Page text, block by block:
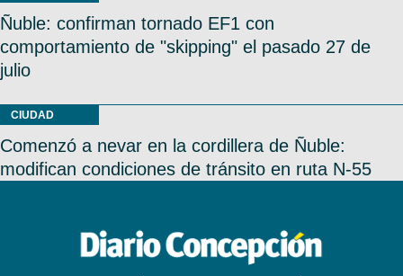
Ñuble: confirman tornado EF1 con
comportamiento de "skipping" el pasado 27 de
julio
CIUDAD
Comenzó a nevar en la cordillera de Ñuble:
modifican condiciones de tránsito en ruta N-55